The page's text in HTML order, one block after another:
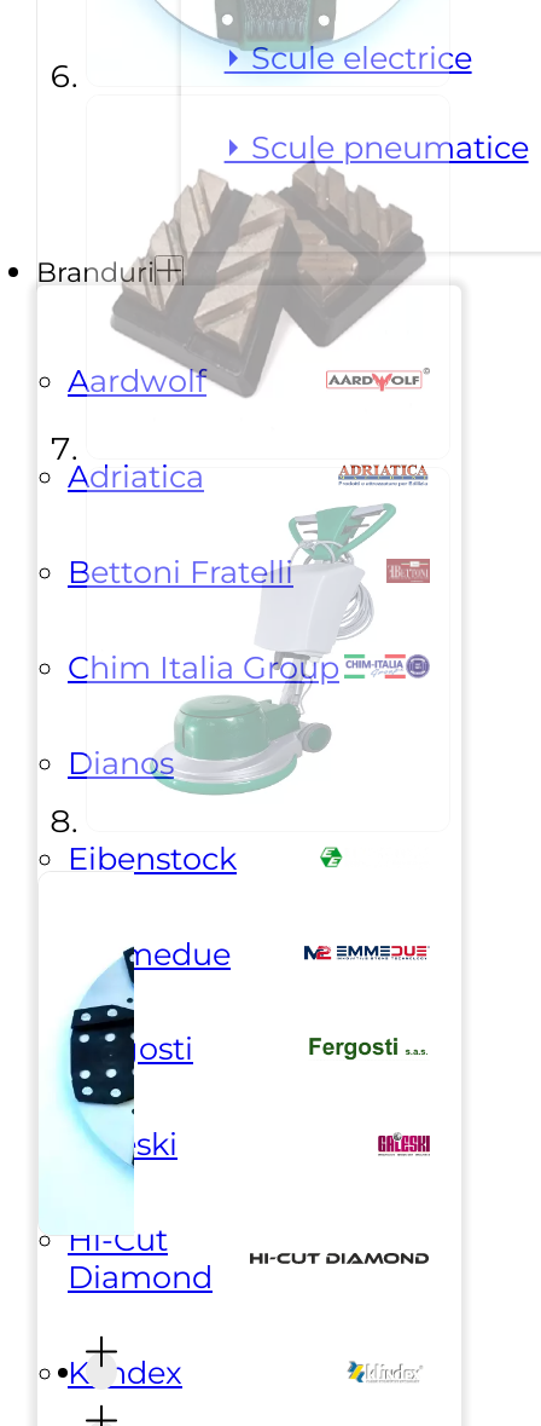
⏵ Scule electrice
⏵ Scule pneumatice
Branduri
Aardwolf
Adriatica
Bettoni Fratelli
Chim Italia Group
Dianos
Eibenstock
Emmedue
Fergosti
Galeski
Hi-Cut
Diamond
Klindex